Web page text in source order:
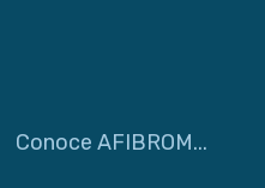
Conoce AFIBROM...